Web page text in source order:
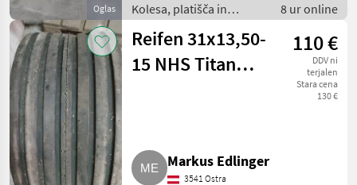
MARKETPLACE
Marketplace
Ponudbe
trgovcev
Mali
oglasi
Oglas
Kolesa, platišča in
pnevmatike / Druga
kolesa, platišča in
pnevmatike
8 ur online
Reifen 31x13,50-
15 NHS Titan
110 €
DDV ni
terjalen
Stara cena
130 €
Markus Edlinger
3541 Ostra